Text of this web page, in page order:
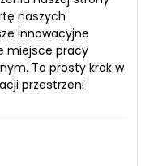
naszych
innowacyjne
miejsce pracy
To prosty krok w
przestrzeni